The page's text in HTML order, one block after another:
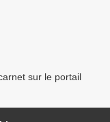
sur le portail